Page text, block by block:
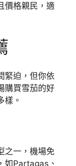
價格親民，適
緊迫，但你依
購買雪茄的好
樣。
之一，機場免
如Partagas、